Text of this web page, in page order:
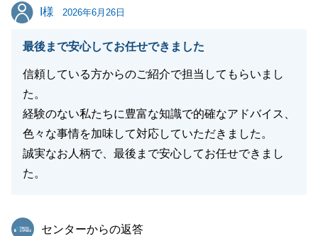
I様
I様 2026年6月26日
最後まで安心してお任せできました
信頼している方からのご紹介で担当してもらいまし
た。
経験のない私たちに豊富な知識で的確なアドバイス、
色々な事情を加味して対応していただきました。
誠実なお人柄で、最後まで安心してお任せできまし
た。
東急リバブル
センターからの返答